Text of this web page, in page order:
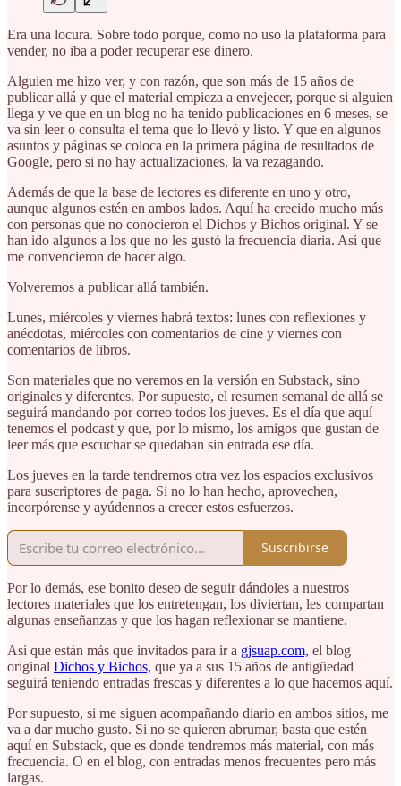
Era una locura. Sobre todo porque, como no uso la plataforma para
vender, no iba a poder recuperar ese dinero.
Alguien me hizo ver, y con razón, que son más de 15 años de
publicar allá y que el material empieza a envejecer, porque si alguien
llega y ve que en un blog no ha tenido publicaciones en 6 meses, se
va sin leer o consulta el tema que lo llevó y listo. Y que en algunos
asuntos y páginas se coloca en la primera página de resultados de
Google, pero si no hay actualizaciones, la va rezagando.
Además de que la base de lectores es diferente en uno y otro,
aunque algunos estén en ambos lados. Aquí ha crecido mucho más
con personas que no conocieron el Dichos y Bichos original. Y se
han ido algunos a los que no les gustó la frecuencia diaria. Así que
me convencieron de hacer algo.
Volveremos a publicar allá también.
Lunes, miércoles y viernes habrá textos: lunes con reflexiones y
anécdotas, miércoles con comentarios de cine y viernes con
comentarios de libros.
Son materiales que no veremos en la versión en Substack, sino
originales y diferentes. Por supuesto, el resumen semanal de allá se
seguirá mandando por correo todos los jueves. Es el día que aquí
tenemos el podcast y que, por lo mismo, los amigos que gustan de
leer más que escuchar se quedaban sin entrada ese día.
Los jueves en la tarde tendremos otra vez los espacios exclusivos
para suscriptores de paga. Si no lo han hecho, aprovechen,
incorpórense y ayúdennos a crecer estos esfuerzos.
Suscribirse
Por lo demás, ese bonito deseo de seguir dándoles a nuestros
lectores materiales que los entretengan, los diviertan, les compartan
algunas enseñanzas y que los hagan reflexionar se mantiene.
Así que están más que invitados para ir a gjsuap.com, el blog
original Dichos y Bichos, que ya a sus 15 años de antigüedad
seguirá teniendo entradas frescas y diferentes a lo que hacemos aquí.
Por supuesto, si me siguen acompañando diario en ambos sitios, me
va a dar mucho gusto. Si no se quieren abrumar, basta que estén
aquí en Substack, que es donde tendremos más material, con más
frecuencia. O en el blog, con entradas menos frecuentes pero más
largas.